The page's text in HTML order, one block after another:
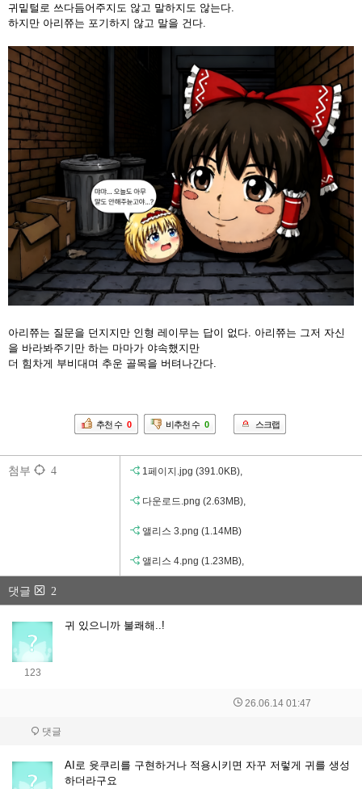
귀밑털로 쓰다듬어주지도 않고 말하지도 않는다.
하지만 아리쮸는 포기하지 않고 말을 건다.
아리쮸는 질문을 던지지만 인형 레이무는 답이 없다. 아리쮸는 그저 자신
을 바라봐주기만 하는 마마가 야속했지만
더 힘차게 부비대며 추운 골목을 버텨나간다.
추천 수 0 비추천 수 0 스크랩
첨부 4 1페이지.jpg (391.0KB),
다운로드.png (2.63MB),
앨리스 3.png (1.14MB)
앨리스 4.png (1.23MB),
댓글 2
123
귀 있으니까 불쾌해..!
26.06.14 01:47
댓글
AI로 윳쿠리를 구현하거나 적용시키면 자꾸 저렇게 귀를 생성
하더라구요